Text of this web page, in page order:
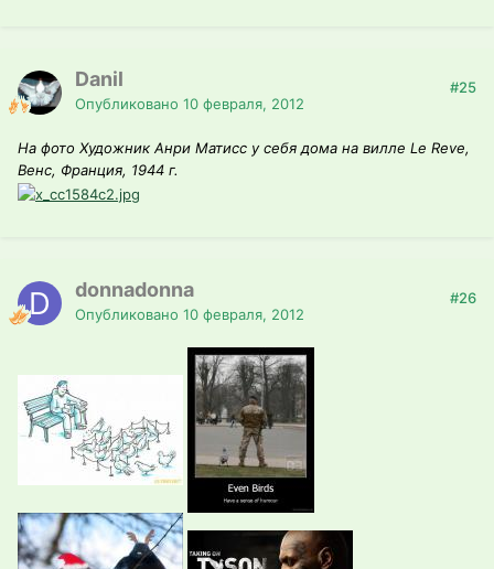
Danil
Опубликовано 10 февраля, 2012
#25
На фото Художник Анри Матисс у себя дома на вилле Le Reve,
Венс, Франция, 1944 г.
donnadonna
Опубликовано 10 февраля, 2012
#26